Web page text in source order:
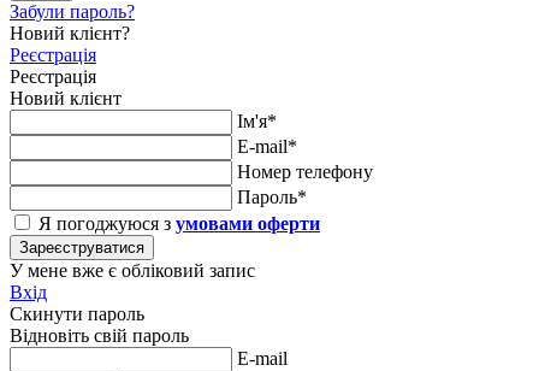
Забули пароль?
Новий клієнт?
Реєстрація
Реєстрація
Новий клієнт
Ім'я*
E-mail*
Номер телефону
Пароль*
Я погоджуюся з умовами оферти
Зареєструватися
У мене вже є обліковий запис
Вхід
Скинути пароль
Відновіть свій пароль
E-mail